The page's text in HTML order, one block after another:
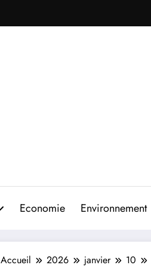
Economie Environnement
Accueil 2026 janvier 10